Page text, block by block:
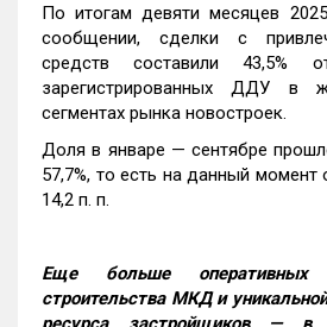
По итогам девяти месяцев
сообщении, сделки с
средств составили 43,5%
зарегистрированных ДДУ в
сегментах рынка новостроек.
Доля в январе — сентябре
57,7%, то есть на данный момент
14,2 п. п.
Еще больше оперативных
строительства МКД и